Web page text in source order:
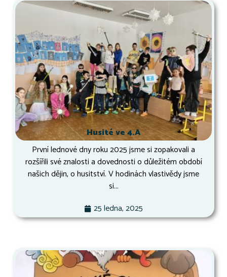
Husité ve 4.A
První lednové dny roku 2025 jsme si zopakovali a
rozšířili své znalosti a dovednosti o důležitém období
našich dějin, o husitství. V hodinách vlastivědy jsme
si...
25 ledna, 2025